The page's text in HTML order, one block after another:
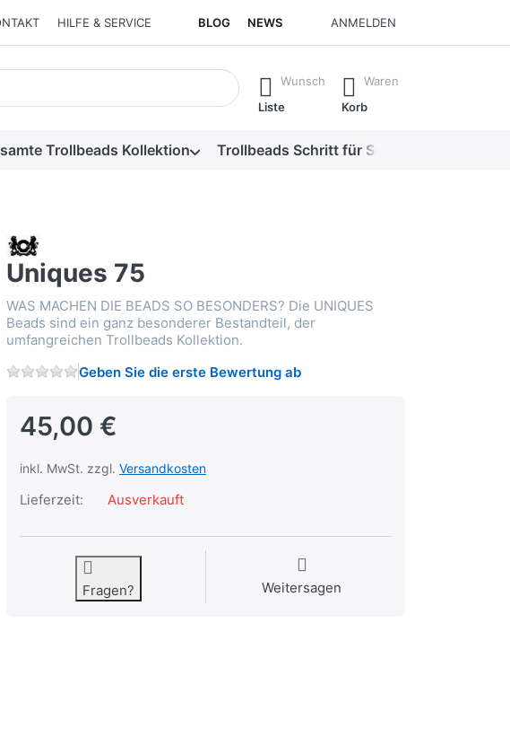
HILFE & SERVICE BLOG NEWS ANMELDEN
automatisch erste Ergebnisse. Drücken Sie die Eingabetaste, um alle
Wunsch
Liste
Waren
Korb
Trollbeads Kollektion Trollbeads Schritt für Schritt
Uniques 75
WAS MACHEN DIE BEADS SO BESONDERS? Die UNIQUES
Beads sind ein ganz besonderer Bestandteil, der
umfangreichen Trollbeads Kollektion.
Geben Sie die erste Bewertung ab
45,00 €
inkl. MwSt. zzgl. Versandkosten
Lieferzeit: Ausverkauft
Fragen? Weitersagen